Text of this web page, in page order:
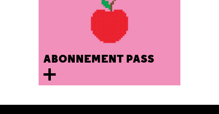
ABONNEMENT PASS